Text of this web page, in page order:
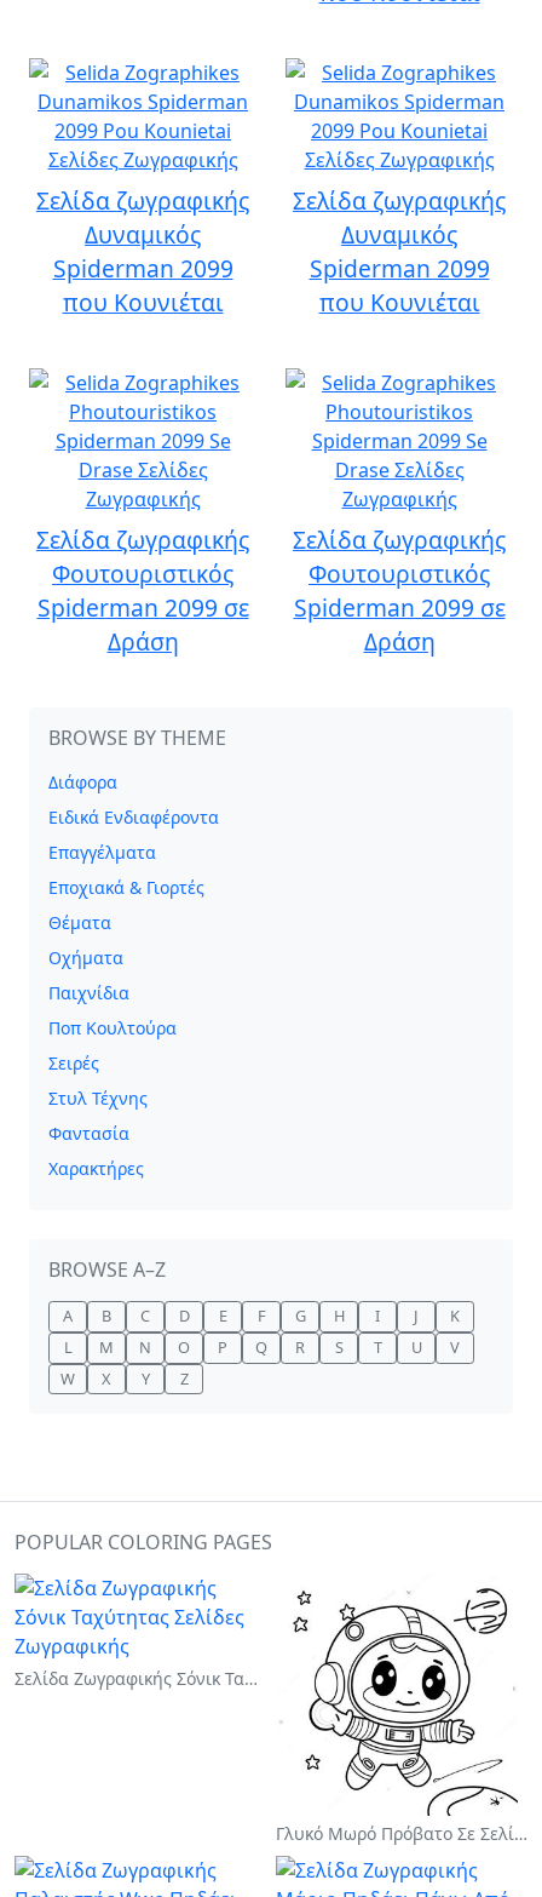
Σελίδα ζωγραφικής
Δυναμικός
Spiderman 2099
που Κουνιέται
Σελίδα ζωγραφικής
Δυναμικός
Spiderman 2099
που Κουνιέται
Σελίδα ζωγραφικής
Φουτουριστικός
Spiderman 2099 σε
Δράση
Σελίδα ζωγραφικής
Φουτουριστικός
Spiderman 2099 σε
Δράση
BROWSE BY THEME
Διάφορα
Ειδικά Ενδιαφέροντα
Επαγγέλματα
Εποχιακά & Γιορτές
Θέματα
Οχήματα
Παιχνίδια
Ποπ Κουλτούρα
Σειρές
Στυλ Τέχνης
Φαντασία
Χαρακτήρες
BROWSE A–Z
A B C D E F G H I J
K
L
M N O P Q R S T U
V
W
X Y Z
POPULAR COLORING PAGES
Σελίδα Ζωγραφικής Σόνικ Ταχύτητας
Γλυκό Μωρό Πρόβατο Σε Σελίδα Ζωγραφικής